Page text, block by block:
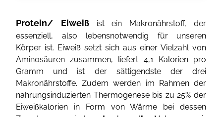
Protein/ Eiweißist ein Makronährstoff, der
essenziell, also lebensnotwendig für unseren
Körper ist. Eiweiß setzt sich aus einer Vielzahl von
Aminosäuren zusammen, liefert 4,1 Kalorien pro
Gramm und ist der sättigendste der drei
Makronährstoffe. Zudem werden im Rahmen der
nahrungsinduzierten Thermogenese bis zu 25% der
Eiweißkalorien in Form von Wärme bei dessen